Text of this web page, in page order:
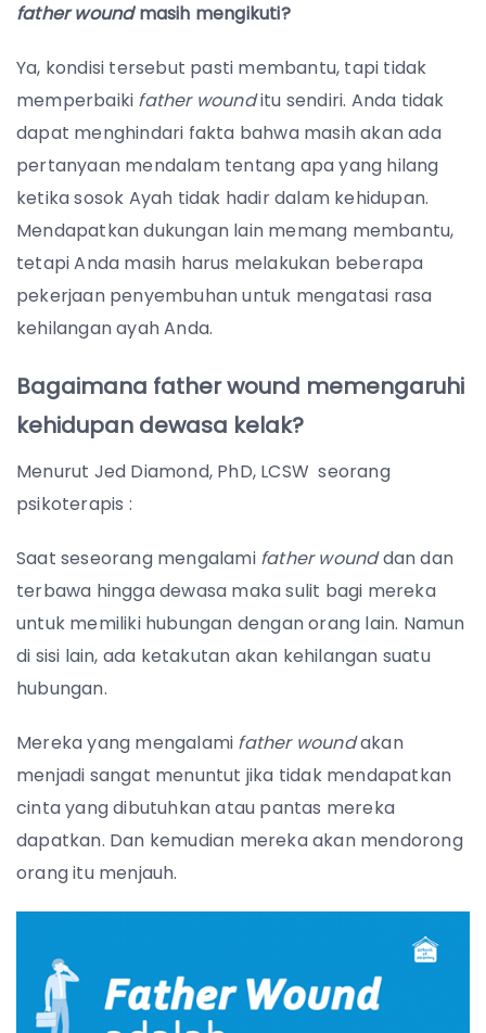
father woundmasih mengikuti?
Ya, kondisi tersebut pasti membantu, tapi tidak
memperbaiki father wounditu sendiri. Anda tidak
dapat menghindari fakta bahwa masih akan ada
pertanyaan mendalam tentang apa yang hilang
ketika sosok Ayah tidak hadir dalam kehidupan.
Mendapatkan dukungan lain memang membantu,
tetapi Anda masih harus melakukan beberapa
pekerjaan penyembuhan untuk mengatasi rasa
kehilangan ayah Anda.
Bagaimana father wound memengaruhi
kehidupan dewasa kelak?
Menurut Jed Diamond, PhD, LCSW seorang
psikoterapis :
Saat seseorang mengalami father wounddan dan
terbawa hingga dewasa maka sulit bagi mereka
untuk memiliki hubungan dengan orang lain. Namun
di sisi lain, ada ketakutan akan kehilangan suatu
hubungan.
Mereka yang mengalami father woundakan
menjadi sangat menuntut jika tidak mendapatkan
cinta yang dibutuhkan atau pantas mereka
dapatkan. Dan kemudian mereka akan mendorong
orang itu menjauh.